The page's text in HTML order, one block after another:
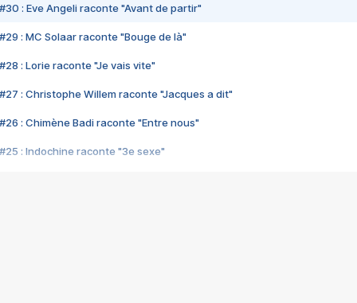
#30 : Eve Angeli raconte "Avant de partir"
#29 : MC Solaar raconte "Bouge de là"
#28 : Lorie raconte "Je vais vite"
#27 : Christophe Willem raconte "Jacques a dit"
#26 : Chimène Badi raconte "Entre nous"
#25 : Indochine raconte "3e sexe"